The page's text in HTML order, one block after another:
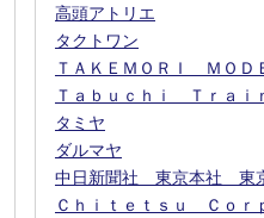
高頭アトリエ
タクトワン
ＴＡＫＥＭＯＲＩ ＭＯＤ
Ｔａｂｕｃｈｉ Ｔｒａｉ
タミヤ
ダルマヤ
中日新聞社 東京本社 東
Ｃｈｉｔｅｔｓｕ Ｃｏｒ